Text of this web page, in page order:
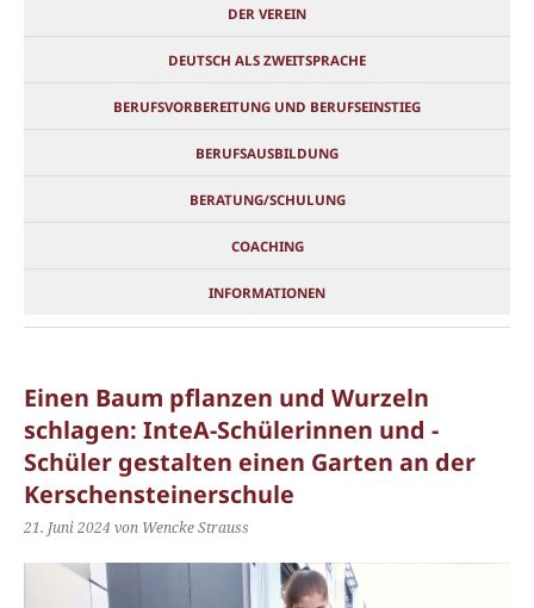
DER VEREIN
DEUTSCH ALS ZWEITSPRACHE
BERUFSVORBEREITUNG UND BERUFSEINSTIEG
BERUFSAUSBILDUNG
BERATUNG/SCHULUNG
COACHING
INFORMATIONEN
Einen Baum pflanzen und Wurzeln
schlagen: InteA-Schülerinnen und -
Schüler gestalten einen Garten an der
Kerschensteinerschule
21. Juni 2024 von Wencke Strauss